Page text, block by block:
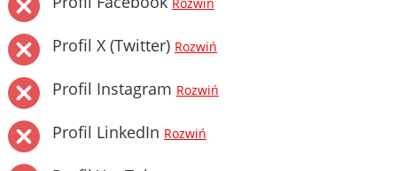
Rozwiń
Profil X (Twitter) Rozwiń
Profil Instagram Rozwiń
Profil LinkedIn Rozwiń